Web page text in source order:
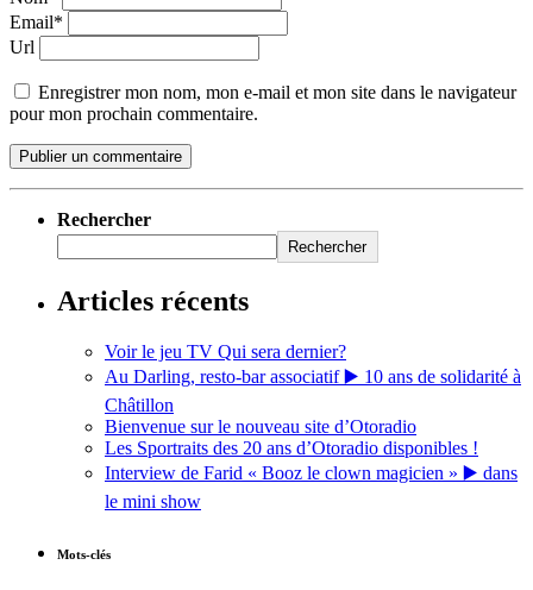
Email*
Url
Enregistrer mon nom, mon e-mail et mon site dans le navigateur
pour mon prochain commentaire.
Rechercher
Rechercher
Articles récents
Voir le jeu TV Qui sera dernier?
Au Darling, resto-bar associatif ▶️ 10 ans de solidarité à
Châtillon
Bienvenue sur le nouveau site d’Otoradio
Les Sportraits des 20 ans d’Otoradio disponibles !
Interview de Farid « Booz le clown magicien » ▶️ dans
le mini show
Mots-clés